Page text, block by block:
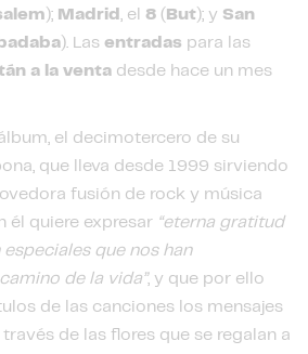
); Madrid , el 8 ( But); y San
). Las entradas para las
a la venta desde hace un mes
el decimotercero de su
que lleva desde 1999 sirviendo
fusión de rock y música
él quiere expresar “eterna gratitud
que nos han
de la vida”, y que por ello
de las canciones los mensajes
de las flores que se regalan a